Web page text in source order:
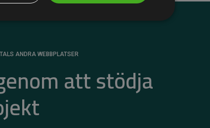
ANDRA WEBBPLATSER
att stödja